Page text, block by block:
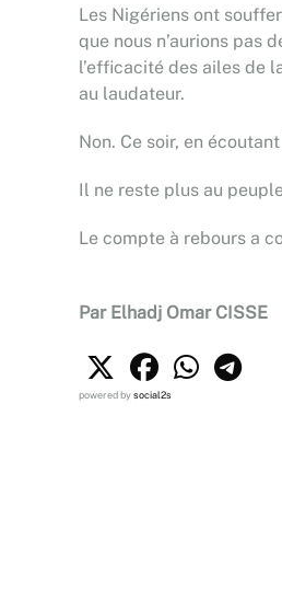
Les Nigériens ont
que nous n’aurions pas
l’efficacité des ailes de
au laudateur.
Non. Ce soir, en
Il ne reste plus au
Le compte à rebours a
Par Elhadj Omar CISSE
powered bysocial2s